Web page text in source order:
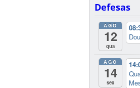
Defesas
AGO
12
qua
AGO
14
sex